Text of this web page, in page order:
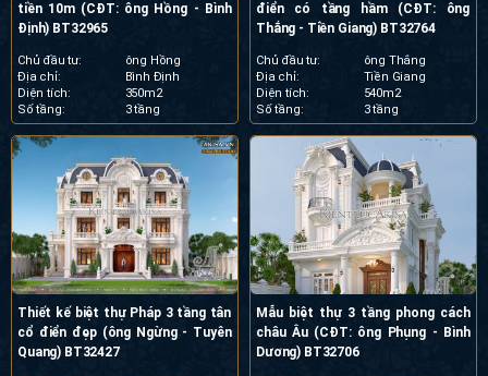
tiền 10m (CĐT: ông Hồng - Bình
Định) BT32965
Chủ đầu tư:
ông Hồng
Địa chỉ:
Bình Định
Diện tích:
350m2
Số tầng:
3 tầng
điển có tầng hầm (CĐT: ông
Thắng - Tiền Giang) BT32764
Chủ đầu tư:
ông Thắng
Địa chỉ:
Tiền Giang
Diện tích:
540m2
Số tầng:
3 tầng
Thiết kế biệt thự Pháp 3 tầng tân
cổ điển đẹp (ông Ngừng - Tuyên
Quang) BT32427
Mẫu biệt thự 3 tầng phong cách
châu Âu (CĐT: ông Phụng - Bình
Dương) BT32706